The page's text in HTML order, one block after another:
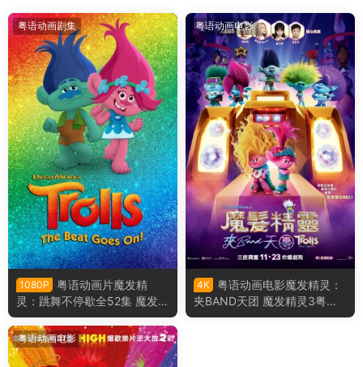
粤语动画剧集
1080P
粤语动画片魔发精
灵：跳舞不停歇全52集 魔发精
灵：节奏延续粤语版
粤语动画电影
4K 粤语动画电影魔发精灵：
夹BAND天团 魔发精灵3粤语
版
粤语动画电影